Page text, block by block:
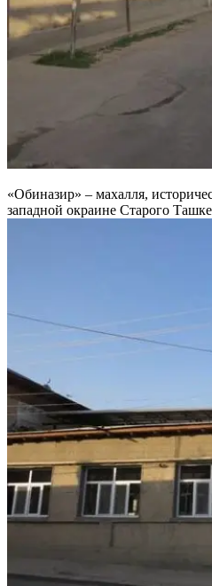
«Обиназир» – махалля,
западной окраине Старого